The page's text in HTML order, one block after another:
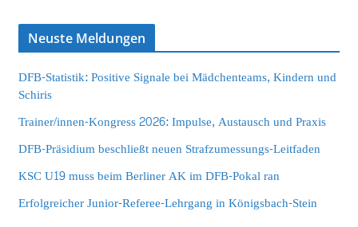
Neuste Meldungen
DFB-Statistik: Positive Signale bei Mädchenteams, Kindern und
Schiris
Trainer/innen-Kongress 2026: Impulse, Austausch und Praxis
DFB-Präsidium beschließt neuen Strafzumessungs-Leitfaden
KSC U19 muss beim Berliner AK im DFB-Pokal ran
Erfolgreicher Junior-Referee-Lehrgang in Königsbach-Stein